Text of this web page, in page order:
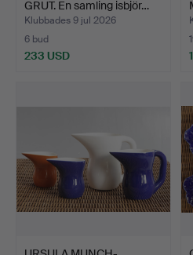
GRUT. En samling isbjör…
Klubbades 9 jul 2026
6 bud
233 USD